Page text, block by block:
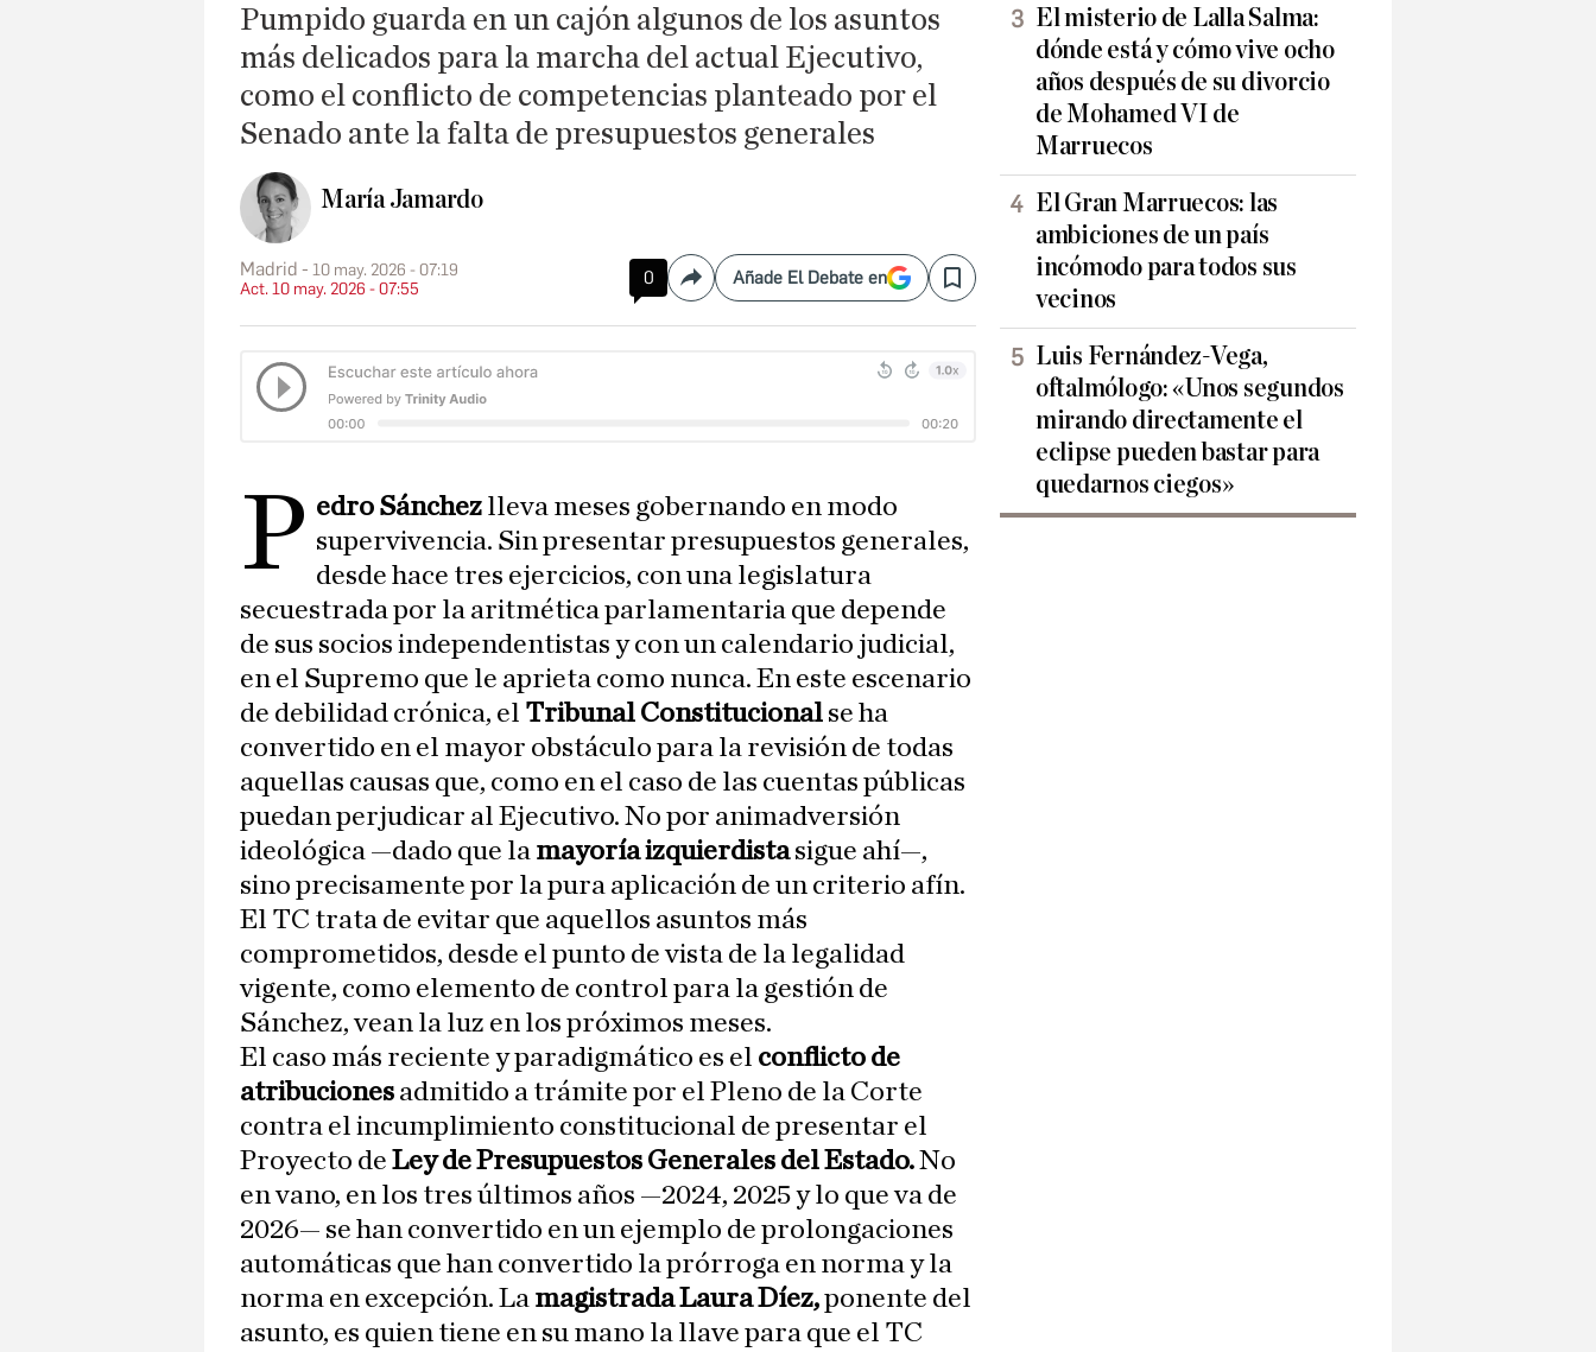
Pumpido guarda en un cajón algunos de los asuntos
más delicados para la marcha del actual Ejecutivo,
como el conflicto de competencias planteado por el
Senado ante la falta de presupuestos generales
María Jamardo
Madrid
10 may. 2026 - 07:19
Act. 10 may. 2026 - 07:55
0 CompartirAñade El Debate en Save
P edro Sánchez lleva meses gobernando en modo
supervivencia. Sin presentar presupuestos generales,
desde hace tres ejercicios, con una legislatura
secuestrada por la aritmética parlamentaria que depende
de sus socios independentistas y con un calendario judicial,
en el Supremo que le aprieta como nunca. En este escenario
de debilidad crónica, el Tribunal Constitucional se ha
convertido en el mayor obstáculo para la revisión de todas
aquellas causas que, como en el caso de las cuentas públicas
puedan perjudicar al Ejecutivo. No por animadversión
ideológica —dado que la mayoría izquierdistasigue ahí—,
sino precisamente por la pura aplicación de un criterio afín.
El TC trata de evitar que aquellos asuntos más
comprometidos, desde el punto de vista de la legalidad
vigente, como elemento de control para la gestión de
Sánchez, vean la luz en los próximos meses.
El caso más reciente y paradigmático es el conflicto de
atribuciones admitido a trámite por el Pleno de la Corte
contra el incumplimiento constitucional de presentar el
Proyecto de Ley de Presupuestos Generales del Estado.No
en vano, en los tres últimos años —2024, 2025 y lo que va de
2026— se han convertido en un ejemplo de prolongaciones
automáticas que han convertido la prórroga en norma y la
norma en excepción. La magistrada Laura Díez,ponente del
asunto, es quien tiene en su mano la llave para que el TC
El misterio de Lalla Salma:
dónde está y cómo vive ocho
años después de su divorcio
de Mohamed VI de
Marruecos
El Gran Marruecos: las
ambiciones de un país
incómodo para todos sus
vecinos
Luis Fernández-Vega,
oftalmólogo: «Unos segundos
mirando directamente el
eclipse pueden bastar para
quedarnos ciegos»